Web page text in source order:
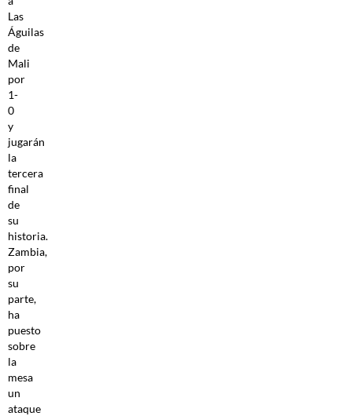
Las
Águilas
de
Mali
por
1-
0
y
jugarán
la
tercera
final
de
su
historia.
Zambia,
por
su
parte,
ha
puesto
sobre
la
mesa
un
ataque